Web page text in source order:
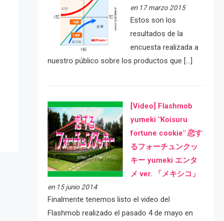
en 17 marzo 2015
Estos son los
resultados de la
encuesta realizada a
nuestro público sobre los productos que […]
[Video] Flashmob
yumeki "Koisuru
fortune cookie" 恋す
るフォーチュンクッ
キー yumeki エンタ
メ ver. 「メキシコ」
en 15 junio 2014
Finalmente tenemos listo el video del
Flashmob realizado el pasado 4 de mayo en